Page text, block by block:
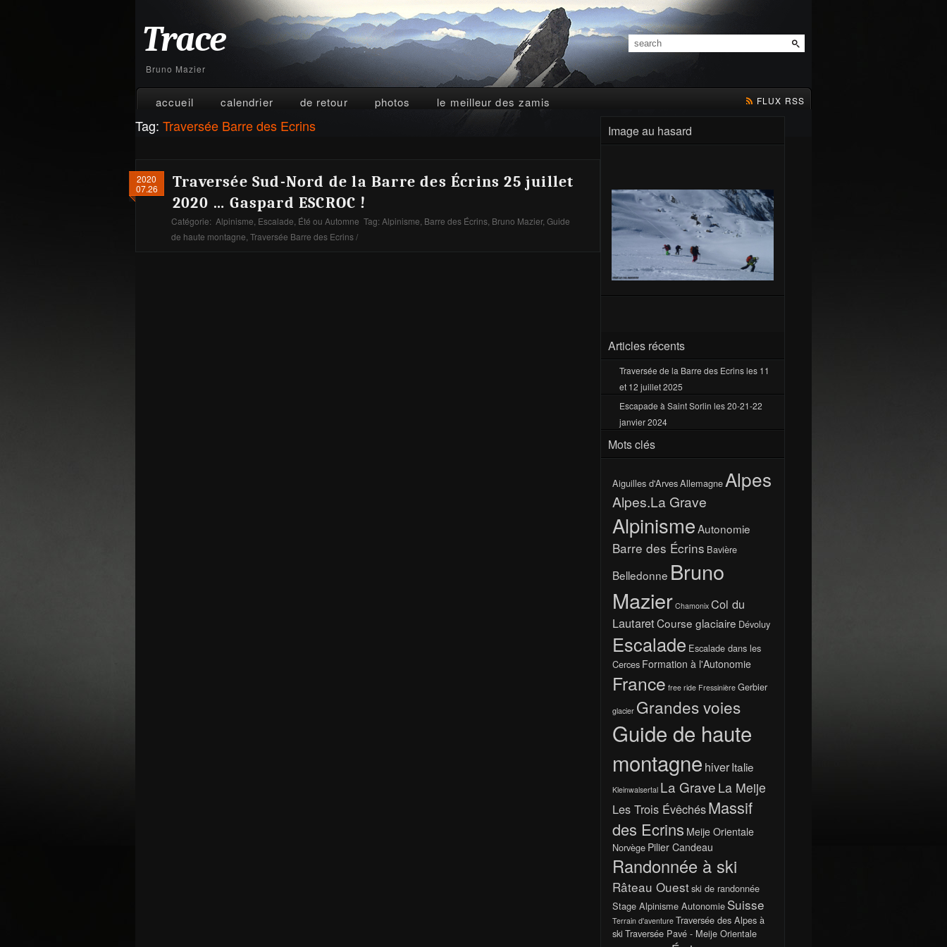
Trace
Bruno Mazier
accueil calendrier de retour photos le meilleur des zamis FLUX RSS
Tag: Traversée Barre des Ecrins
2020
07.26
Traversée Sud-Nord de la Barre des Écrins 25 juillet
2020 … Gaspard ESCROC !
Catégorie: Alpinisme Escalade Été ou Automne Tag: Alpinisme Barre des Écrins Bruno Mazier, Guide
de haute montagne Traversée Barre des Ecrins/
Image au hasard
Articles récents
Traversée de la Barre des Ecrins les 11
et 12 juillet 2025
Escapade à Saint Sorlin les 20-21-22
janvier 2024
Mots clés
Aiguilles d'ArvesAllemagne Alpes
Alpes.La Grave
AlpinismeAutonomie
Barre des Écrins Bavière
Belledonne Bruno
Mazier Chamonix Col du
LautaretCourse glaciaire Dévoluy
Escalade Escalade dans les
Cerces Formation à l'Autonomie
France free ride Fressinière Gerbier
glacier Grandes voies
Guide de haute
montagne hiverItalie
Kleinwalsertal La Grave La Meije
Les Trois ÉvêchésMassif
des Ecrins Meije Orientale
Norvège Pilier Candeau
Randonnée à ski
Râteau Ouestski de randonnée
Stage Alpinisme Autonomie Suisse
Terrain d'aventure Traversée des Alpes à
ski Traversée Pavé - Meije Orientale